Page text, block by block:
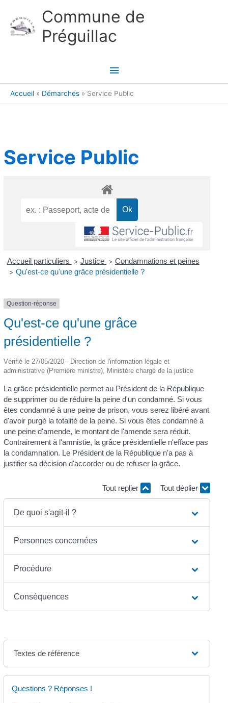
Commune de
Préguillac
Menu
principal
Accueil Démarches Service Public
Service Public
Accueil particuliers > Justice > Condamnations et peines
> Qu'est-ce qu'une grâce présidentielle ?
Question-réponse
Qu'est-ce qu'une grâce
présidentielle ?
Vérifié le 27/05/2020 - Direction de l'information légale et
administrative (Première ministre), Ministère chargé de la justice
La grâce présidentielle permet au Président de la République
de supprimer ou de réduire la peine d'un condamné. Si vous
êtes condamné à une peine de prison, vous serez libéré avant
d'avoir purgé la totalité de la peine. Si vous êtes condamné à
une peine d'amende, le montant de l'amende sera réduit.
Contrairement à l'amnistie, la grâce présidentielle n'efface pas
la condamnation. Le Président de la République n'a pas à
justifier sa décision d'accorder ou de refuser la grâce.
Tout replier Tout déplier
De quoi s'agit-il ?
Personnes concernées
Procédure
Conséquences
Textes de référence
Questions ? Réponses !